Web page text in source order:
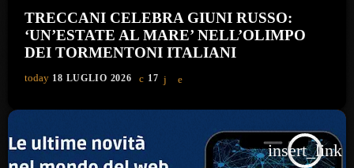
TRECCANI CELEBRA GIUNI RUSSO:
‘UN’ESTATE AL MARE’ NELL’OLIMPO
DEI TORMENTONI ITALIANI
today 18 LUGLIO 2026 17
insert_link